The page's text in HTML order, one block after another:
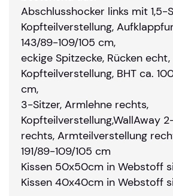
Abschlusshocker links mit 1,5-
Kopfteilverstellung,
143/89-109/105 cm,
eckige Spitzecke, Rücken echt,
Kopfteilverstellung, BHT ca.
cm,
3-Sitzer, Armlehne rechts,
Kopfteilverstellung,WallAway
rechts, Armteilverstellung
191/89-109/105 cm
Kissen 50x50cm in Webstoff
Kissen 40x40cm in Webstoff